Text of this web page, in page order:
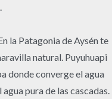
la Patagonia de Aysén te
natural. Puyuhuapi
donde converge el agua
pura de las cascadas.